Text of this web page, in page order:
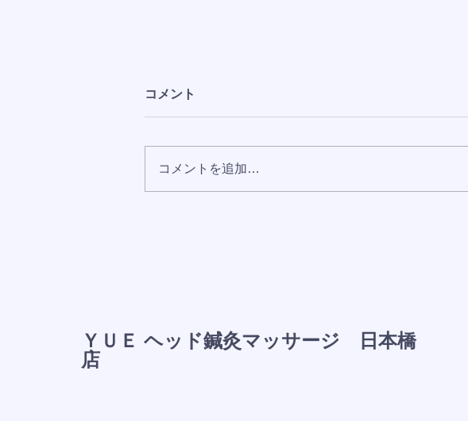
コメント
コメントを追加…
ＹＵＥ ヘッド鍼灸マッサージ 日本橋
店